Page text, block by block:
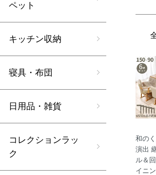
和の
演出
ル＆
イニ
ペット
キッチン収納
寝具・布団
日用品・雑貨
コレクションラッ
ク